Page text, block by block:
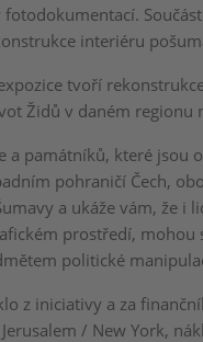
interiéru
tvoří
Židů v daném regionu
a památníků, které jsou
pohraničí Čech,
a ukáže vám, že i
prostředí,
politické
z iniciativy a za
/ New York,